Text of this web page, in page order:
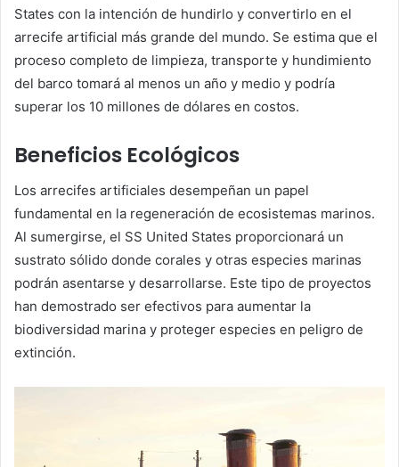
States con la intención de hundirlo y convertirlo en el
arrecife artificial más grande del mundo. Se estima que el
proceso completo de limpieza, transporte y hundimiento
del barco tomará al menos un año y medio y podría
superar los 10 millones de dólares en costos.
Beneficios Ecológicos
Los arrecifes artificiales desempeñan un papel
fundamental en la regeneración de ecosistemas marinos.
Al sumergirse, el SS United States proporcionará un
sustrato sólido donde corales y otras especies marinas
podrán asentarse y desarrollarse. Este tipo de proyectos
han demostrado ser efectivos para aumentar la
biodiversidad marina y proteger especies en peligro de
extinción.